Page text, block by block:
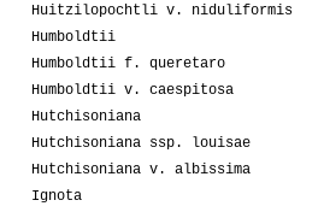
Huitzilopochtli v. niduliformis
Humboldtii
Humboldtii f. queretaro
Humboldtii v. caespitosa
Hutchisoniana
Hutchisoniana ssp. louisae
Hutchisoniana v. albissima
Ignota